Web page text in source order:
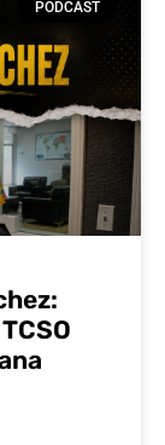
PODCAST